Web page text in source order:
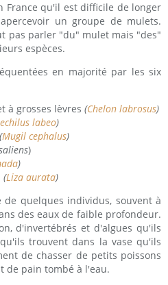
France qu'il est difficile de longer
un groupe de mulets.
pas parler "du" mulet mais "des"
espèces.
en majorité par les six
à grosses lèvres (Chelon labrosus)
labeo)
(Mugil cephalus)
)
)
(Liza aurata)
quelques individus, souvent à
des eaux de faible profondeur.
d'invertébrés et d'algues qu'ils
trouvent dans la vase qu'ils
de chasser de petits poissons
de pain tombé à l'eau.